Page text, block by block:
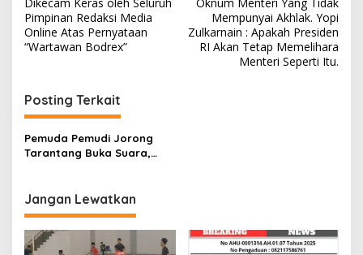
v
i
a
s
i
p
s
Pimpinan Redaksi Media
Online Atas Pernyataan
“Wartawan Bodrex”
Mempunyai Akhlak. Yopi
Zulkarnain : Apakah Presiden
RI Akan Tetap Memelihara
Menteri Seperti Itu.
Posting Terkait
Pemuda Pemudi Jorong
Tarantang Buka Suara,
Ada Apa!!!…
Jangan Lewatkan